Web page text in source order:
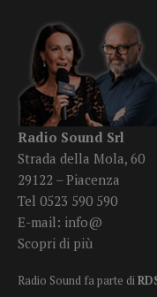
Radio Sound Srl
Strada della Mola, 60
29122 – Piacenza
Tel 0523 590 590
E-mail: info@
Scopri di più
Radio Sound fa parte di